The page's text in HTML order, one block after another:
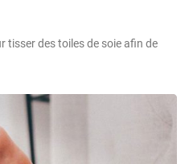
tisser des toiles de soie afin de